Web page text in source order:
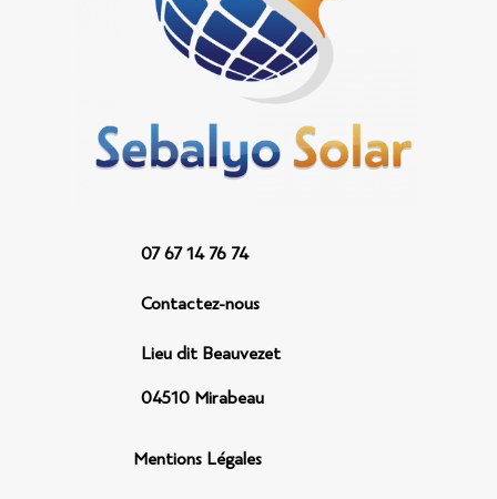
07 67 14 76 74
Contactez-nous
Lieu dit Beauvezet
04510 Mirabeau
Mentions Légales